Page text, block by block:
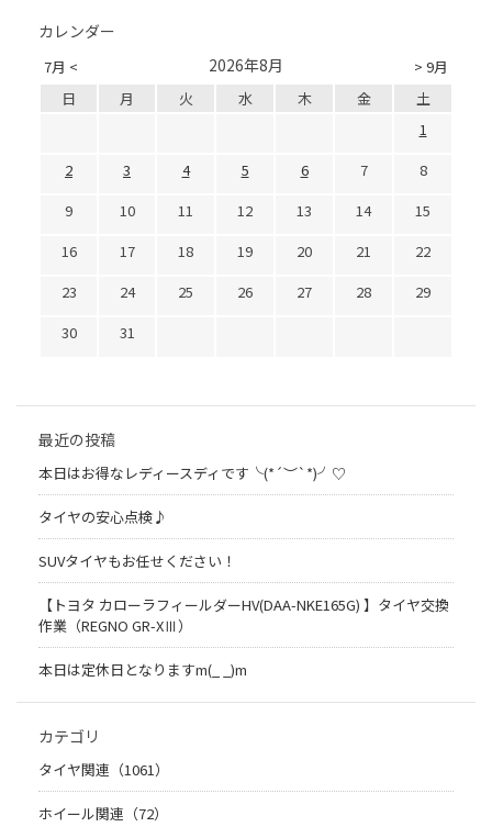
カレンダー
7月 < > 9月
2026年8月
日 月 火 水 木 金
土
1
2
3 4 5 6 7
8
9
10 11 12 13 14
15
16
17 18 19 20 21
22
23
24 25 26 27 28
29
30
31
最近の投稿
本日はお得なレディースディです╰(*´︶`*)╯♡
タイヤの安心点検♪
SUVタイヤもお任せください！
【トヨタ カローラフィールダーHV(DAA-NKE165G) 】タイヤ交換
作業（REGNO GR-XⅢ）
本日は定休日となりますm(_ _)m
カテゴリ
タイヤ関連（1061）
ホイール関連（72）